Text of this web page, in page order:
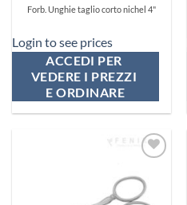
Forb. Unghie taglio corto nichel 4"
Login to see prices
ACCEDI PER
VEDERE I PREZZI
E ORDINARE
ai
preferiti